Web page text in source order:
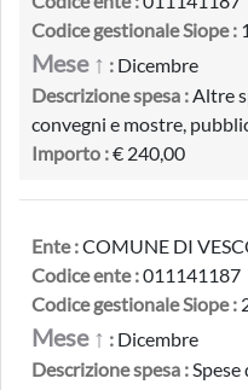
Codice gestionale Siope :
Mese ↑ : Dicembre
Descrizione spesa :Altre
convegni e mostre,
Importo :€ 240,00
Ente :COMUNE DI
Codice ente :011141187
Codice gestionale Siope :
Mese ↑ : Dicembre
Descrizione spesa :